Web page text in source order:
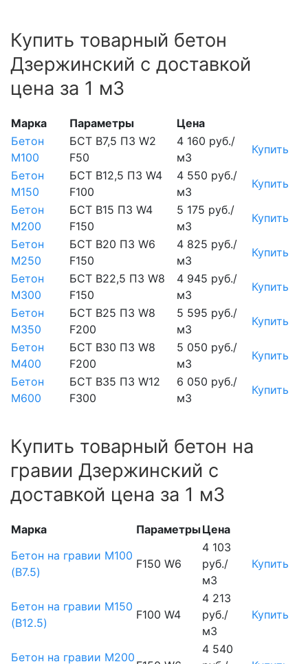
Купить товарный бетон
Дзержинский с доставкой
цена за 1 м3
Марка Параметры
Цена
Бетон
М100
БСТ В7,5 П3 W2
F50
4 160 руб./
м3
Купить
Бетон
М150
БСТ В12,5 П3 W4
F100
4 550 руб./
м3
Купить
Бетон
М200
БСТ В15 П3 W4
F150
5 175 руб./
м3
Купить
Бетон
М250
БСТ В20 П3 W6
F150
4 825 руб./
м3
Купить
Бетон
М300
БСТ В22,5 П3 W8
F150
4 945 руб./
м3
Купить
Бетон
М350
БСТ В25 П3 W8
F200
5 595 руб./
м3
Купить
Бетон
М400
БСТ В30 П3 W8
F200
5 050 руб./
м3
Купить
Бетон
М600
БСТ В35 П3 W12
F300
6 050 руб./
м3
Купить
Купить товарный бетон на
гравии Дзержинский с
доставкой цена за 1 м3
Марка ПараметрыЦена
Бетон на гравии М100
(B7.5)
F150 W6
4 103
руб./
м3
Купить
Бетон на гравии М150
(B12.5)
F100 W4
4 213
руб./
м3
Купить
Бетон на гравии М200
4 540